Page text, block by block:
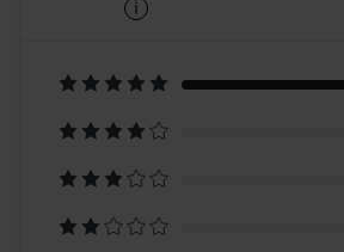
Baserat
på
3
i